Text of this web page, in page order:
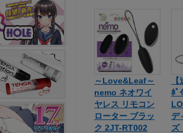
～Love&Leaf～
nemo ネオワイ
ヤレス リモコン
ローター ブラッ
ク 2JT-RT002
ﾎﾟ
デ